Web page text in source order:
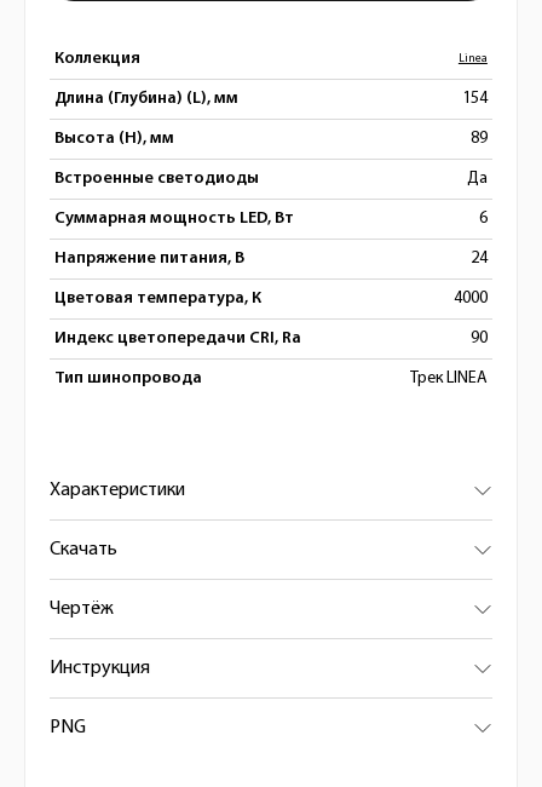
Коллекция Linea
Длина (Глубина) (L), мм 154
Высота (H), мм 89
Встроенные светодиоды Да
Суммарная мощность LED, Вт 6
Напряжение питания, В 24
Цветовая температура, К 4000
Индекс цветопередачи CRI, Ra 90
Тип шинопровода Трек LINEA
Характеристики
Скачать
Чертёж
Инструкция
PNG